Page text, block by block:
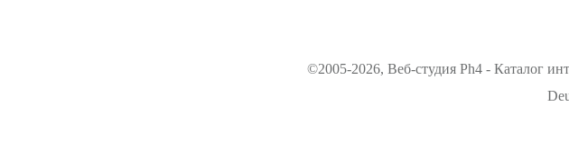
©2005-2026, Веб-студия Ph4 - Каталог